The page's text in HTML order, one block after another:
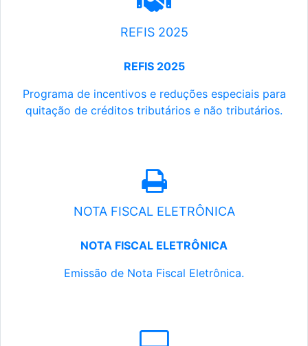
REFIS 2025
REFIS 2025
Programa de incentivos e reduções especiais para
quitação de créditos tributários e não tributários.
NOTA FISCAL ELETRÔNICA
NOTA FISCAL ELETRÔNICA
Emissão de Nota Fiscal Eletrônica.